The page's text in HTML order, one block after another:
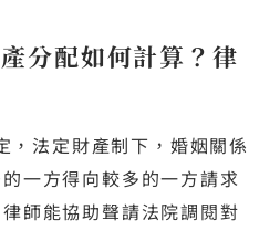
分配如何計算？律
，法定財產制下，婚姻關係
一方得向較多的一方請求
律師能協助聲請法院調閱對